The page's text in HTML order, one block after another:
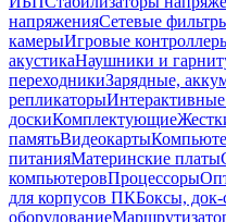
напряженияСетевые
камерыИгровые
акустикаНаушники и
переходникиЗарядные,
репликаторы
доскиКомплектующие
памятьВидеокарты
питанияМатеринские платы
компьютеровПроцессоры
для корпусов ПКБоксы, док-
оборудование